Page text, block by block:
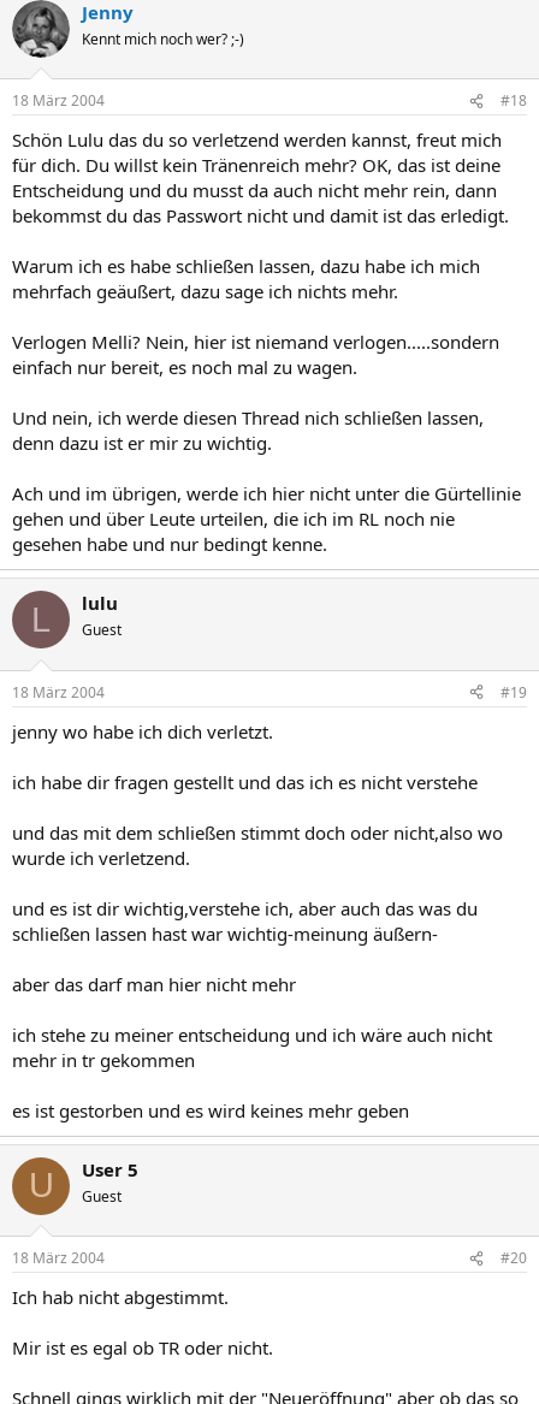
Jenny
Kennt mich noch wer? ;-)
18 März 2004 #18
Schön Lulu das du so verletzend werden kannst, freut mich
für dich. Du willst kein Tränenreich mehr? OK, das ist deine
Entscheidung und du musst da auch nicht mehr rein, dann
bekommst du das Passwort nicht und damit ist das erledigt.
Warum ich es habe schließen lassen, dazu habe ich mich
mehrfach geäußert, dazu sage ich nichts mehr.
Verlogen Melli? Nein, hier ist niemand verlogen.....sondern
einfach nur bereit, es noch mal zu wagen.
Und nein, ich werde diesen Thread nich schließen lassen,
denn dazu ist er mir zu wichtig.
Ach und im übrigen, werde ich hier nicht unter die Gürtellinie
gehen und über Leute urteilen, die ich im RL noch nie
gesehen habe und nur bedingt kenne.
L lulu
Guest
18 März 2004 #19
jenny wo habe ich dich verletzt.
ich habe dir fragen gestellt und das ich es nicht verstehe
und das mit dem schließen stimmt doch oder nicht,also wo
wurde ich verletzend.
und es ist dir wichtig,verstehe ich, aber auch das was du
schließen lassen hast war wichtig-meinung äußern-
aber das darf man hier nicht mehr
ich stehe zu meiner entscheidung und ich wäre auch nicht
mehr in tr gekommen
es ist gestorben und es wird keines mehr geben
U User 5
Guest
18 März 2004 #20
Ich hab nicht abgestimmt.
Mir ist es egal ob TR oder nicht.
Schnell gings wirklich mit der "Neueröffnung" aber ob das so